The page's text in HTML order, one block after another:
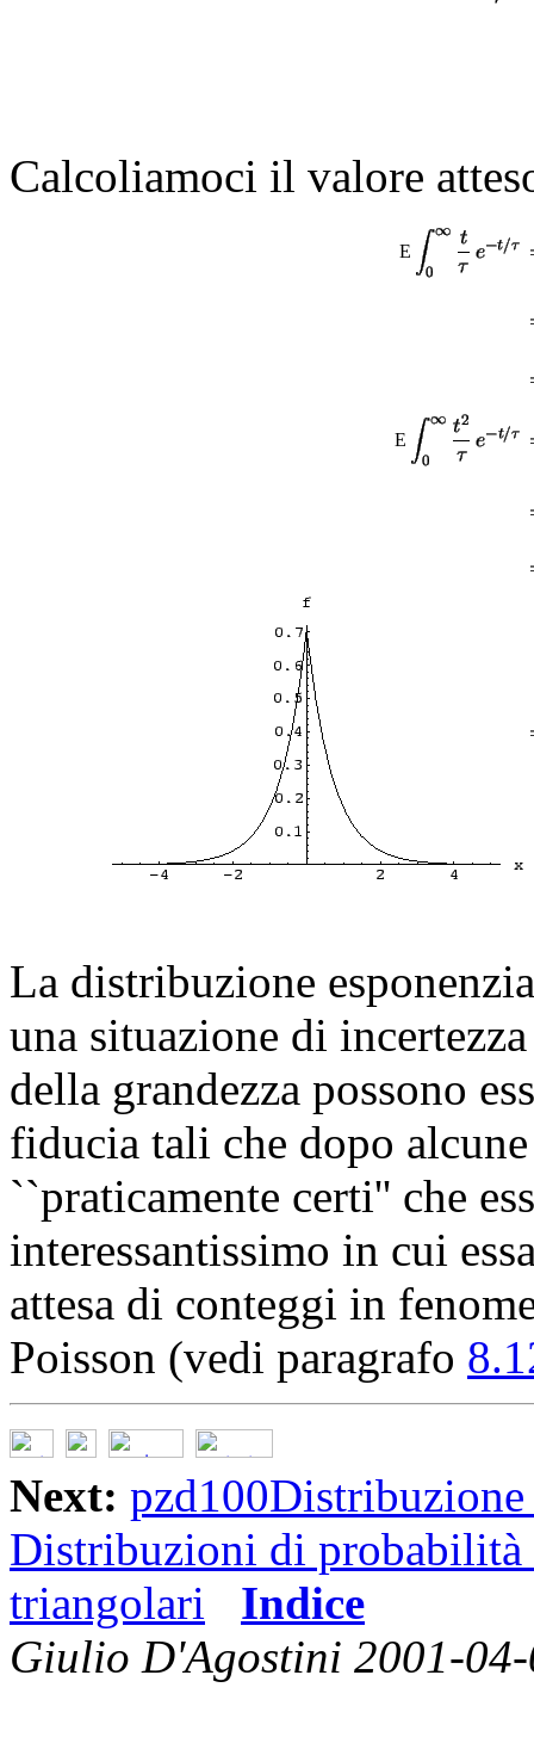
Calcoliamoci il valore
E
E
La distribuzione
una situazione di
della grandezza possono
fiducia tali che dopo
``praticamente certi'' che
interessantissimo in cui
attesa di conteggi in
Poisson (vedi paragrafo
Next:
Distribuzioni di probabilità
triangolari
Indice
Giulio D'Agostini 2001-